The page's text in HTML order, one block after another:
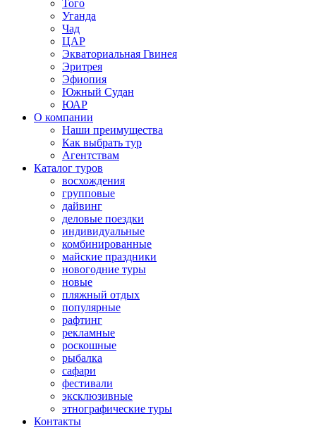
Того
Уганда
Чад
ЦАР
Экваториальная Гвинея
Эритрея
Эфиопия
Южный Судан
ЮАР
О компании
Наши преимущества
Как выбрать тур
Агентствам
Каталог туров
восхождения
групповые
дайвинг
деловые поездки
индивидуальные
комбинированные
майские праздники
новогодние туры
новые
пляжный отдых
популярные
рафтинг
рекламные
роскошные
рыбалка
сафари
фестивали
эксклюзивные
этнографические туры
Контакты